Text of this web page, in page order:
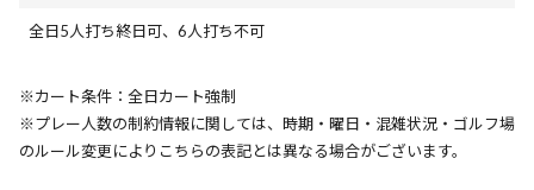
全日5人打ち終日可、6人打ち不可
※カート条件：全日カート強制
※プレー人数の制約情報に関しては、時期・曜日・混雑状況・ゴルフ場
のルール変更によりこちらの表記とは異なる場合がございます。